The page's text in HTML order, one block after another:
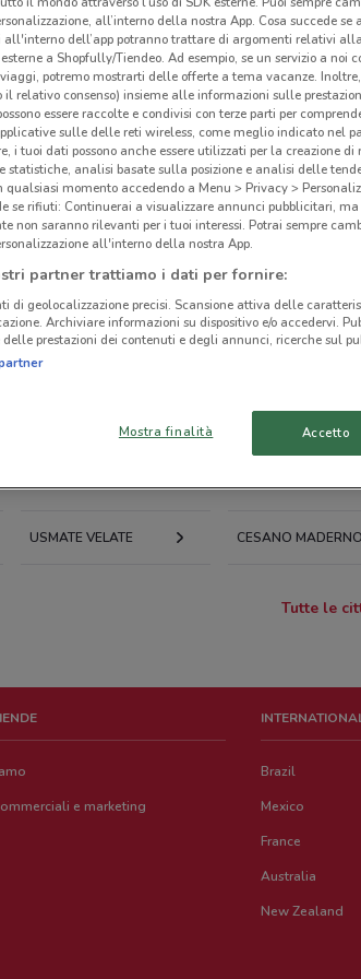
volantini nella tua zona. Riprova più
BRUGHERIO CINISELLO
PADERNO
DUGNANO
USMATE VELATE CESANO MADERNO
Tutte le
e marketing
Brazil
Mexico
France
Australia
New Zealand
all’interno della nostra App. Cosa succede
all'interno dell’app potranno trattare di argomenti relativi
a Shopfully/Tiendeo. Ad esempio, se un servizio a
potremo mostrarti delle offerte a tema vacanze.
il relativo consenso) insieme alle informazioni sulle
essere raccolte e condivisi con terze parti per
sulle delle reti wireless, come meglio indicato nel
i tuoi dati possono anche essere utilizzati per la creazione di
statistiche, analisi basate sulla posizione e analisi delle
qualsiasi momento accedendo a Menu > Privacy >
se rifiuti: Continuerai a visualizzare annunci pubblicitari,
non saranno rilevanti per i tuoi interessi. Potrai sempre
all'interno della nostra App.
partner trattiamo i dati per fornire:
di geolocalizzazione precisi. Scansione attiva delle
Archiviare informazioni su dispositivo e/o accedervi.
prestazioni dei contenuti e degli annunci, ricerche sul
Mostra finalità Accetto